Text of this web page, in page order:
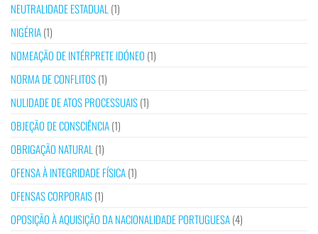
NEUTRALIDADE ESTADUAL (1)
NIGÉRIA(1)
NOMEAÇÃO DE INTÉRPRETE IDÓNEO (1)
NORMA DE CONFLITOS(1)
NULIDADE DE ATOS PROCESSUAIS(1)
OBJEÇÃO DE CONSCIÊNCIA(1)
OBRIGAÇÃO NATURAL (1)
OFENSA À INTEGRIDADE FÍSICA(1)
OFENSAS CORPORAIS(1)
OPOSIÇÃO À AQUISIÇÃO DA NACIONALIDADE PORTUGUESA(4)